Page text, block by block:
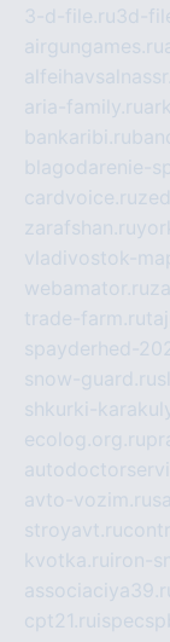
3-d-file.ru3d-
airgungames.ru
aria-family.ru
bankaribi.ru
blagodarenie-
cardvoice.ru
zarafshan.ru
vladivostok-
webamator.ru
trade-farm.ru
spayderhed-
snow-guard.ru
shkurki-
ecolog.org.ru
avto-vozim.ru
stroyavt.ru
kvotka.ru iron-
cpt21.ru